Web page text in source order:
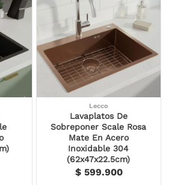
Lecco
Lavaplatos De
Sobreponer Scale Rosa
Mate En Acero
Inoxidable 304
(62x47x22.5cm)
$ 599.900